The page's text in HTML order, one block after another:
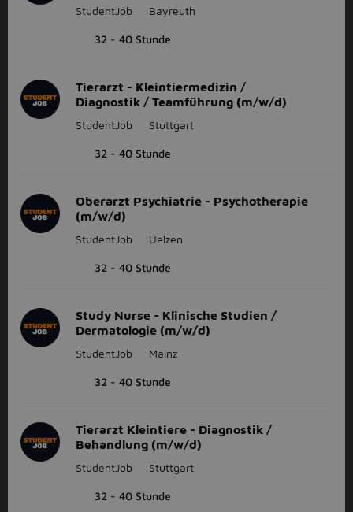
StudentJob Bayreuth
32 - 40 Stunde
Tierarzt - Kleintiermedizin /
Diagnostik / Teamführung (m/w/d)
StudentJob Stuttgart
32 - 40 Stunde
Oberarzt Psychiatrie - Psychotherapie
(m/w/d)
StudentJob Uelzen
32 - 40 Stunde
Study Nurse - Klinische Studien /
Dermatologie (m/w/d)
StudentJob Mainz
32 - 40 Stunde
Tierarzt Kleintiere - Diagnostik /
Behandlung (m/w/d)
StudentJob Stuttgart
32 - 40 Stunde